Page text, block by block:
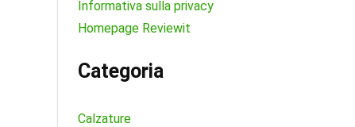
Informativa sulla privacy
Homepage Reviewit
Categoria
Calzature